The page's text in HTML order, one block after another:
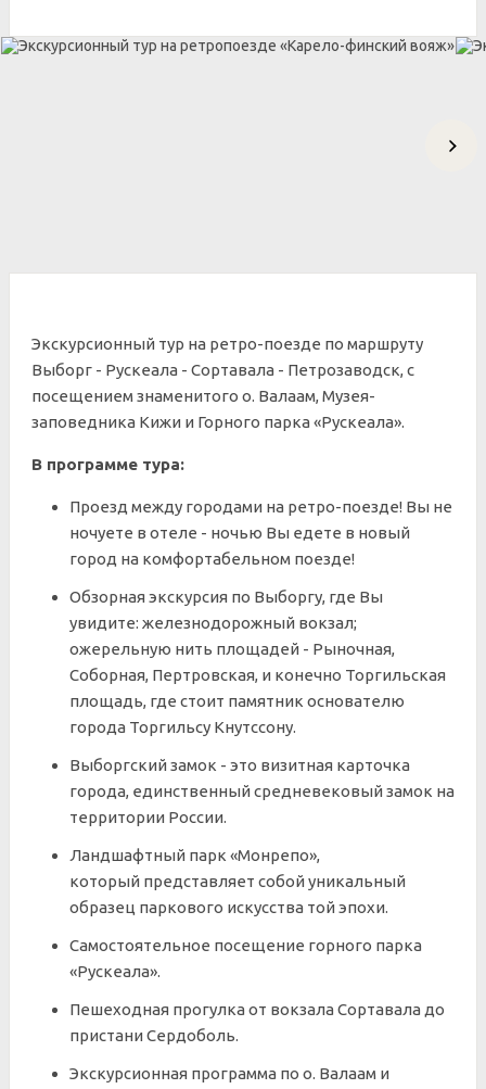
Экскурсионный тур на ретро-поезде по маршруту
Выборг - Рускеала - Сортавала - Петрозаводск, с
посещением знаменитого о. Валаам, Музея-
заповедника Кижи и Горного парка «Рускеала».
В программе тура:
Проезд между городами на ретро-поезде! Вы не
ночуете в отеле - ночью Вы едете в новый
город на комфортабельном поезде!
Обзорная экскурсия по Выборгу, где Вы
увидите: железнодорожный вокзал;
ожерельную нить площадей - Рыночная,
Соборная, Пертровская, и конечно Торгильская
площадь, где стоит памятник основателю
города Торгильсу Кнутссону.
Выборгский замок - это визитная карточка
города, единственный средневековый замок на
территории России.
Ландшафтный парк «Монрепо»,
который представляет собой уникальный
образец паркового искусства той эпохи.
Самостоятельное посещение горного парка
«Рускеала».
Пешеходная прогулка от вокзала Сортавала до
пристани Сердоболь.
Экскурсионная программа по о. Валаам и